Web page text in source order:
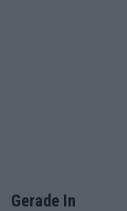
Gerade In